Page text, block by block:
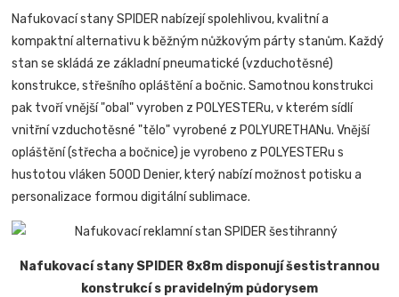
Nafukovací stany SPIDER nabízejí spolehlivou, kvalitní a
kompaktní alternativu k běžným nůžkovým párty stanům. Každý
stan se skládá ze základní pneumatické (vzduchotěsné)
konstrukce, střešního opláštění a bočnic. Samotnou konstrukci
pak tvoří vnější "obal" vyroben z POLYESTERu, v kterém sídlí
vnitřní vzduchotěsné "tělo" vyrobené z POLYURETHANu. Vnější
opláštění (střecha a bočnice) je vyrobeno z POLYESTERu s
hustotou vláken 500D Denier, který nabízí možnost potisku a
personalizace formou digitální sublimace.
Nafukovací stany SPIDER 8x8m disponují šestistrannou
konstrukcí s pravidelným půdorysem